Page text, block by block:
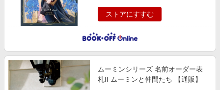
ストアにすすむ
ムーミンシリーズ 名前オーダー表
札II ムーミンと仲間たち 【通販】